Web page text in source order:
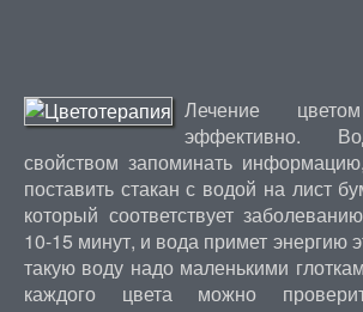
Лечение
эффективно.
свойством запоминать
поставить стакан с водой на лист
который соответствует
10-15 минут, и вода примет энергию
такую воду надо маленькими
каждого цвета можно